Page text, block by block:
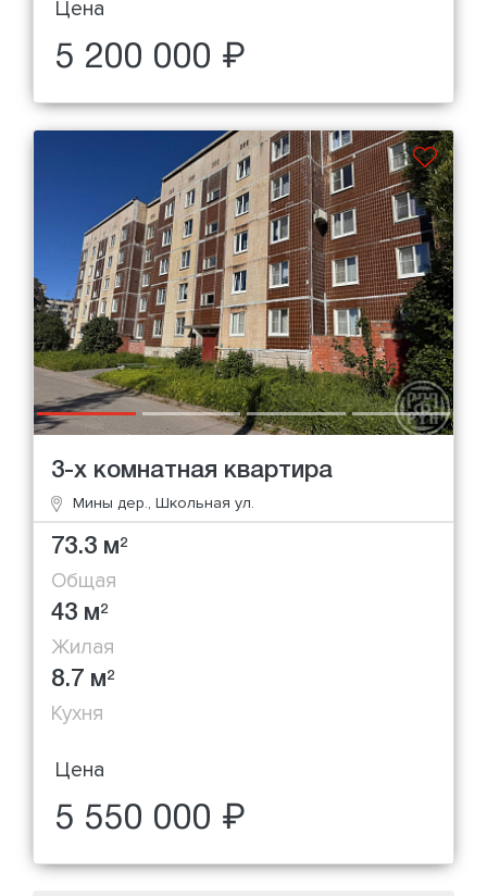
Цена
5 200 000 ₽
3-х комнатная квартира
Мины дер., Школьная ул.
73.3 м2
Общая
43 м2
Жилая
8.7 м2
Кухня
Цена
5 550 000 ₽